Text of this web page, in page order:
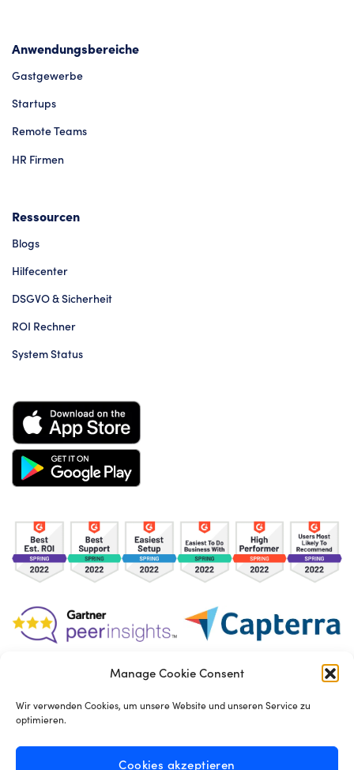
Manage Cookie Consent
Wir verwenden Cookies, um unsere Website und unseren Service zu
optimieren.
Cookies akzeptieren
Anwendungsbereiche
Gastgewerbe
Startups
Remote Teams
HR Firmen
Ressourcen
Blogs
Hilfecenter
DSGVO & Sicherheit
ROI Rechner
System Status
TOS Privacy Policy
Made in London bySeb Azzo